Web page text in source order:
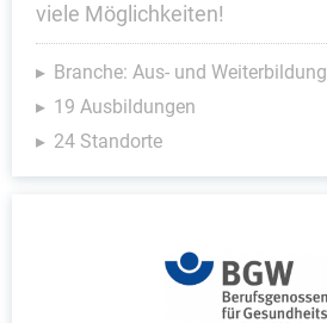
viele Möglichkeiten!
Branche: Aus- und Weiterbildung
19 Ausbildungen
24 Standorte